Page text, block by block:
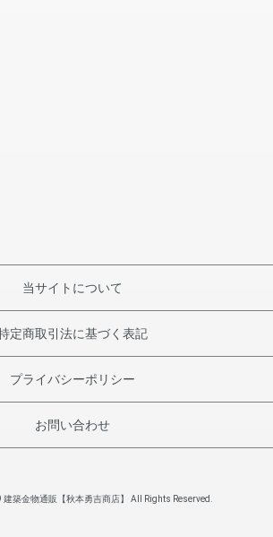
当サイトについて
定商取引法に基づく表記
プライバシーポリシー
お問い合わせ
築金物通販【秋本勇吉商店】 All Rights Reserved.